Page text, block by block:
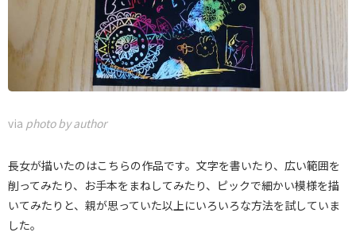
via photo by author
長女が描いたのはこちらの作品です。文字を書いたり、広い範囲を
削ってみたり、お手本をまねしてみたり、ピックで細かい模様を描
いてみたりと、親が思っていた以上にいろいろな方法を試していま
した。